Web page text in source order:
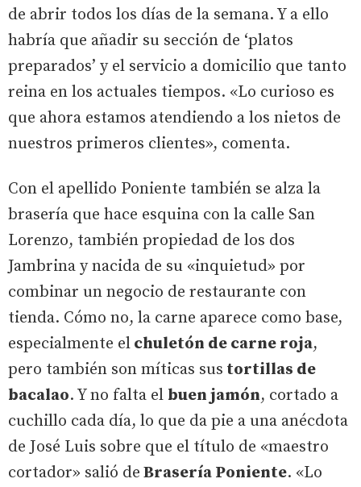
de abrir todos los días de la semana. Y a ello
habría que añadir su sección de ‘platos
preparados’ y el servicio a domicilio que tanto
reina en los actuales tiempos. «Lo curioso es
que ahora estamos atendiendo a los nietos de
nuestros primeros clientes», comenta.
Con el apellido Poniente también se alza la
brasería que hace esquina con la calle San
Lorenzo, también propiedad de los dos
Jambrina y nacida de su «inquietud» por
combinar un negocio de restaurante con
tienda. Cómo no, la carne aparece como base,
especialmente el chuletón de carne roja,
pero también son míticas sus tortillas de
bacalao. Y no falta el buen jamón, cortado a
cuchillo cada día, lo que da pie a una anécdota
de José Luis sobre que el título de «maestro
cortador» salió de Brasería Poniente. «Lo